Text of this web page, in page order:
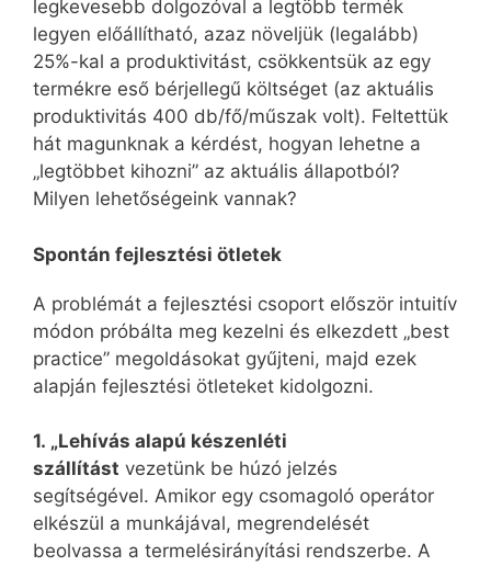
legkevesebb dolgozóval a legtöbb termék
legyen előállítható, azaz növeljük (legalább)
25%-kal a produktivitást, csökkentsük az egy
termékre eső bérjellegű költséget (az aktuális
produktivitás 400 db/fő/műszak volt). Feltettük
hát magunknak a kérdést, hogyan lehetne a
„legtöbbet kihozni” az aktuális állapotból?
Milyen lehetőségeink vannak?
Spontán fejlesztési ötletek
A problémát a fejlesztési csoport először intuitív
módon próbálta meg kezelni és elkezdett „best
practice” megoldásokat gyűjteni, majd ezek
alapján fejlesztési ötleteket kidolgozni.
1. „Lehívás alapú készenléti
szállítást vezetünk be húzó jelzés
segítségével. Amikor egy csomagoló operátor
elkészül a munkájával, megrendelését
beolvassa a termelésirányítási rendszerbe. A